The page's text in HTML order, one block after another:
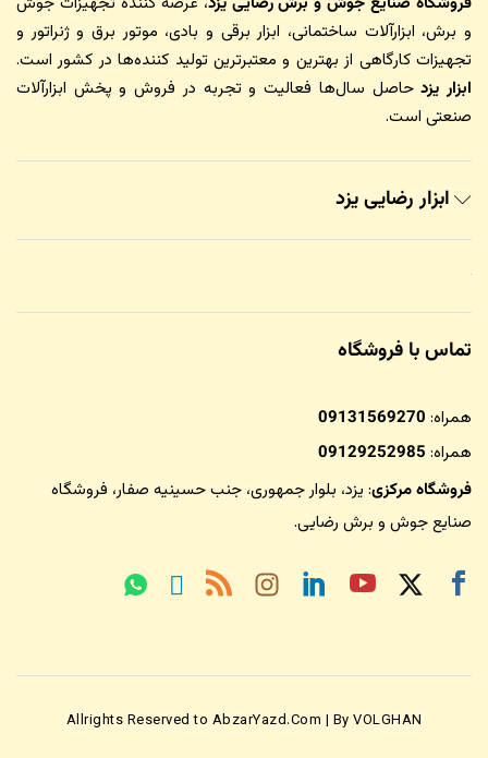
و برش، ابزارآلات ساختمانی، ابزار برقی و بادی، موتور برق و ژنراتور و
تجهیزات کارگاهی از بهترین و معتبرترین تولید کننده‌ها در کشور است.
ابزار یزدحاصل سال‌ها فعالیت و تجربه در فروش و پخش ابزارآلات
صنعتی است.
ابزار رضایی یزد
تماس با فروشگاه
همراه: 09131569270
همراه: 09129252985
فروشگاه مرکزی: یزد، بلوار جمهوری، جنب حسینیه صفار، فروشگاه
صنایع جوش و برش رضایی.
Allrights Reserved to AbzarYazd.Com | By VOLGHAN